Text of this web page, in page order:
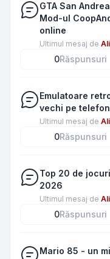
GTA San
Mod-ul
online
Ultimul mesaj de
0Răspunsuri
Emulatoare
vechi pe
Ultimul mesaj de
0Răspunsuri
Top 20 de
2026
Ultimul mesaj de
0Răspunsuri
Mario 85 - un